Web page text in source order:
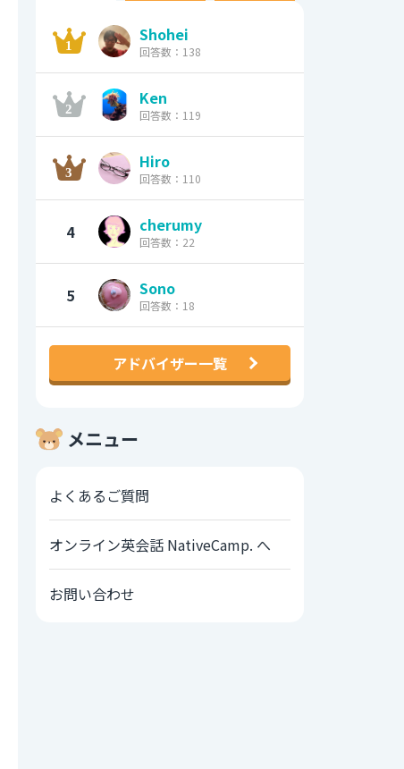
Shohei
回答数：138
Ken
回答数：119
Hiro
回答数：110
4 cherumy
回答数：22
5 Sono
回答数：18
アドバイザー一覧
メニュー
よくあるご質問
オンライン英会話 NativeCamp. へ
お問い合わせ